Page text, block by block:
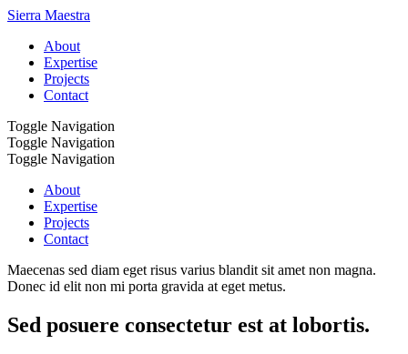
Sierra Maestra
About
Expertise
Projects
Contact
Toggle Navigation
Toggle Navigation
Toggle Navigation
About
Expertise
Projects
Contact
Maecenas sed diam eget risus varius blandit sit amet non magna.
Donec id elit non mi porta gravida at eget metus.
Sed posuere consectetur est at lobortis.